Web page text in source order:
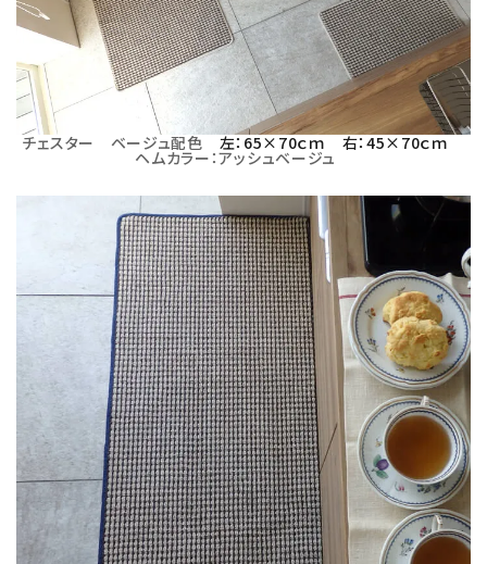
チェスター ベージュ配色左：65×70ｃｍ 右：45×70ｃｍ
ヘムカラー：アッシュベージュ